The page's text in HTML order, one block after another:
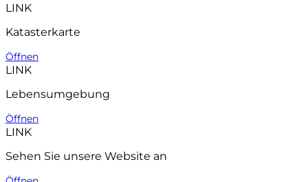
LINK
Katasterkarte
Öffnen
LINK
Lebensumgebung
Öffnen
LINK
Sehen Sie unsere Website an